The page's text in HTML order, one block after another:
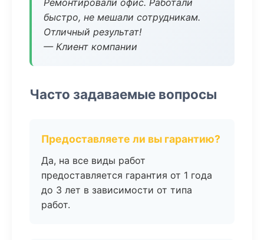
Ремонтировали офис. Работали
быстро, не мешали сотрудникам.
Отличный результат!
— Клиент компании
Часто задаваемые вопросы
Предоставляете ли вы гарантию?
Да, на все виды работ
предоставляется гарантия от 1 года
до 3 лет в зависимости от типа
работ.